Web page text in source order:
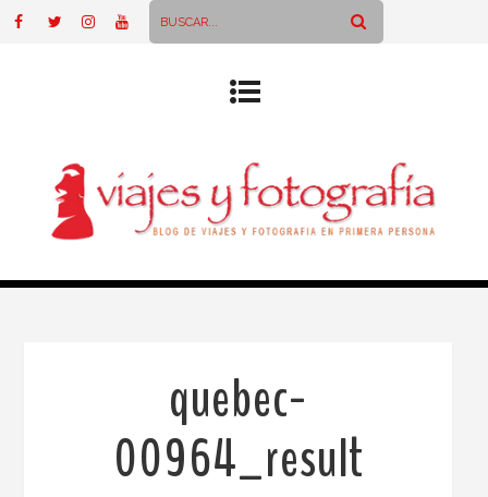
quebec-
00964_result